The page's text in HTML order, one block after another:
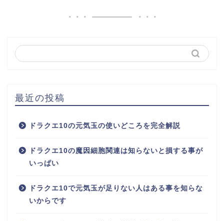
最近の投稿
ドラクエ10の元気玉の使いどころを完全解説
ドラクエ10の魔因細胞関連は知らないと損する事が
いっぱい
ドラクエ10で元気玉が足りない人はある事を知らな
いからです